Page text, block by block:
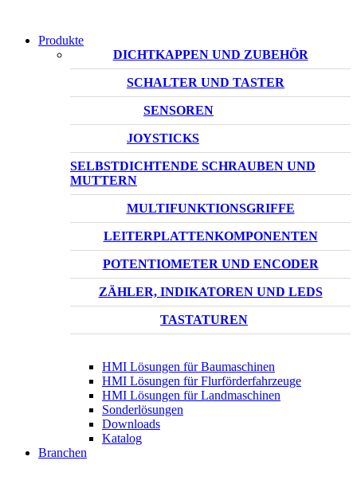
Produkte
DICHTKAPPEN UND ZUBEHÖR
SCHALTER UND TASTER
SENSOREN
JOYSTICKS
SELBSTDICHTENDE SCHRAUBEN UND
MUTTERN
MULTIFUNKTIONSGRIFFE
LEITERPLATTENKOMPONENTEN
POTENTIOMETER UND ENCODER
ZÄHLER, INDIKATOREN UND LEDS
TASTATUREN
HMI Lösungen für Baumaschinen
HMI Lösungen für Flurförderfahrzeuge
HMI Lösungen für Landmaschinen
Sonderlösungen
Downloads
Katalog
Branchen